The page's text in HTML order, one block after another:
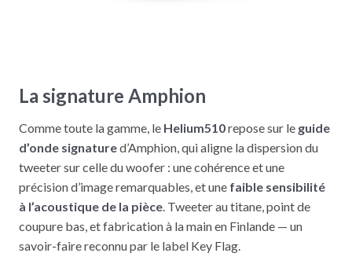
La signature Amphion
Comme toute la gamme, le Helium510repose sur le guide
d’onde signatured’Amphion, qui aligne la dispersion du
tweeter sur celle du woofer : une cohérence et une
précision d’image remarquables, et une faible sensibilité
à l’acoustique de la pièce . Tweeter au titane, point de
coupure bas, et fabrication à la main en Finlande — un
savoir-faire reconnu par le label Key Flag.